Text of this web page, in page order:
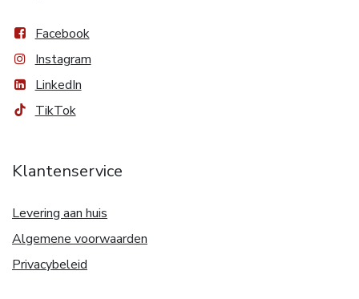
Facebook
Instagram
LinkedIn
TikTok
Klantenservice
Levering aan huis
Algemene voorwaarden
Privacybeleid